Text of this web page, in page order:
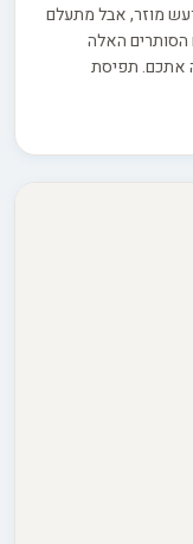
מוזר, אבל מתעלם
הסותרים האלה
אתכם. תפיסת
אתם ממלאים